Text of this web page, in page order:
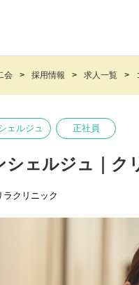
会 採用情報 求人一覧
ェルジュ 正社員
シェルジュ｜ク
ラクリニック